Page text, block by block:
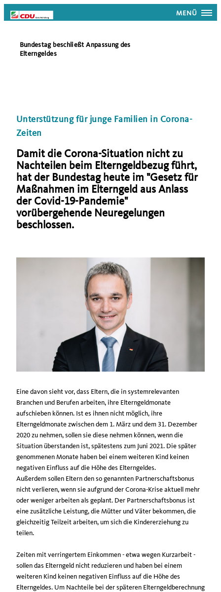
MENÜ
Bundestag beschließt Anpassung des
Elterngeldes
Unterstützung für junge Familien in Corona-
Zeiten
Damit die Corona-Situation nicht zu
Nachteilen beim Elterngeldbezug führt,
hat der Bundestag heute im "Gesetz für
Maßnahmen im Elterngeld aus Anlass
der Covid-19-Pandemie"
vorübergehende Neuregelungen
beschlossen.
Eine davon sieht vor, dass Eltern, die in systemrelevanten
Branchen und Berufen arbeiten, ihre Elterngeldmonate
aufschieben können. Ist es ihnen nicht möglich, ihre
Elterngeldmonate zwischen dem 1. März und dem 31. Dezember
2020 zu nehmen, sollen sie diese nehmen können, wenn die
Situation überstanden ist, spätestens zum Juni 2021. Die später
genommenen Monate haben bei einem weiteren Kind keinen
negativen Einfluss auf die Höhe des Elterngeldes.
Außerdem sollen Eltern den so genannten Partnerschaftsbonus
nicht verlieren, wenn sie aufgrund der Corona-Krise aktuell mehr
oder weniger arbeiten als geplant. Der Partnerschaftsbonus ist
eine zusätzliche Leistung, die Mütter und Väter bekommen, die
gleichzeitig Teilzeit arbeiten, um sich die Kindererziehung zu
teilen.
Zeiten mit verringertem Einkommen - etwa wegen Kurzarbeit -
sollen das Elterngeld nicht reduzieren und haben bei einem
weiteren Kind keinen negativen Einfluss auf die Höhe des
Elterngeldes. Um Nachteile bei der späteren Elterngeldberechnung